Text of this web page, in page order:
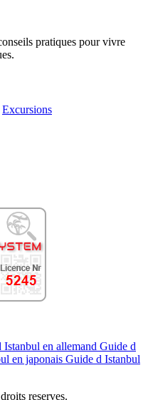
pratiques pour vivre
Excursions
Istanbul en allemand Guide d
en japonais Guide d Istanbul
reserves.